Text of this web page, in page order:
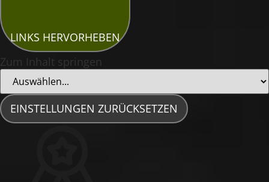
LINKS HERVORHEBEN
Zum Inhalt springen
EINSTELLUNGEN ZURÜCKSETZEN